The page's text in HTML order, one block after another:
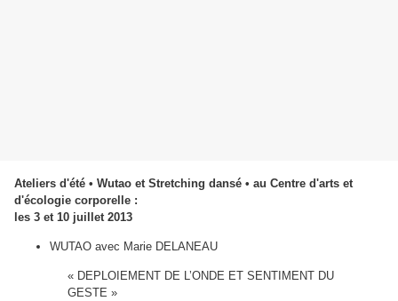
Ateliers d'été • Wutao et Stretching dansé • au Centre d'arts et
d'écologie corporelle :
les 3 et 10 juillet 2013
WUTAO avec Marie DELANEAU
« DEPLOIEMENT DE L’ONDE ET SENTIMENT DU
GESTE »